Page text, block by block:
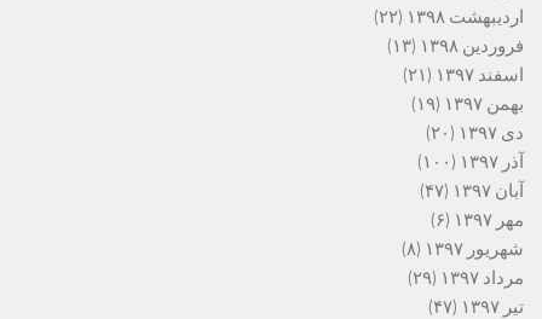
اردیبهشت ۱۳۹۸
(۲۲)
فروردین ۱۳۹۸
(۱۳)
اسفند ۱۳۹۷
(۲۱)
بهمن ۱۳۹۷
(۱۹)
دی ۱۳۹۷
(۲۰)
آذر ۱۳۹۷
(۱۰۰)
آبان ۱۳۹۷
(۴۷)
مهر ۱۳۹۷
(۶)
شهریور ۱۳۹۷
(۸)
مرداد ۱۳۹۷
(۲۹)
تیر ۱۳۹۷
(۴۷)